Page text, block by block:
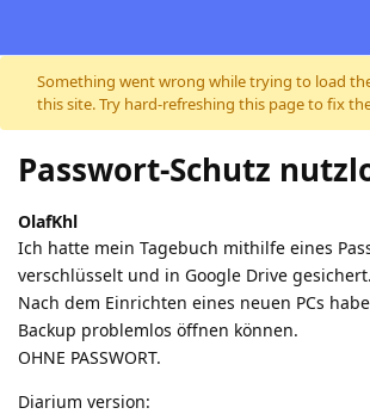
Skip to content
Something went wrong while trying to load
this site. Try hard-refreshing this page to fix
Passwort-Schutz
OlafKhl
Ich hatte mein Tagebuch mithilfe eines
verschlüsselt und in Google Drive gesichert.
Nach dem Einrichten eines neuen PCs
Backup problemlos öffnen können.
OHNE PASSWORT.
Diarium version: